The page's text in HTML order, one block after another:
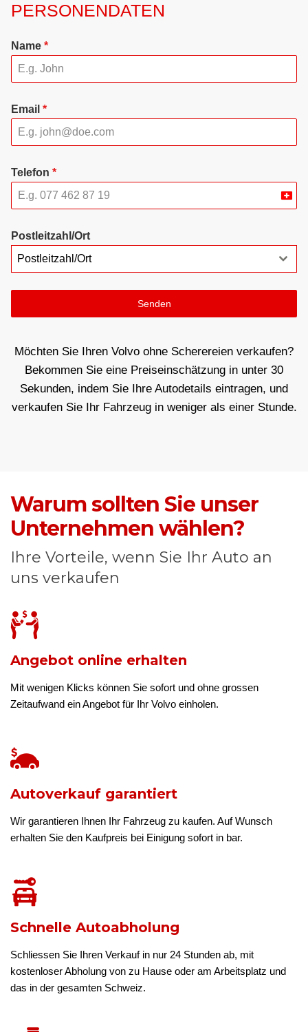
PERSONENDATEN
Name *
Email *
Telefon *
Postleitzahl/Ort
Postleitzahl/Ort
Senden
Möchten Sie Ihren Volvo ohne Scherereien verkaufen?
Bekommen Sie eine Preiseinschätzung in unter 30
Sekunden, indem Sie Ihre Autodetails eintragen, und
verkaufen Sie Ihr Fahrzeug in weniger als einer Stunde.
Warum sollten Sie unser
Unternehmen wählen?
Ihre Vorteile, wenn Sie Ihr Auto an
uns verkaufen
Angebot online erhalten
Mit wenigen Klicks können Sie sofort und ohne grossen
Zeitaufwand ein Angebot für Ihr Volvo einholen.
Autoverkauf garantiert
Wir garantieren Ihnen Ihr Fahrzeug zu kaufen. Auf Wunsch
erhalten Sie den Kaufpreis bei Einigung sofort in bar.
Schnelle Autoabholung
Schliessen Sie Ihren Verkauf in nur 24 Stunden ab, mit
kostenloser Abholung von zu Hause oder am Arbeitsplatz und
das in der gesamten Schweiz.